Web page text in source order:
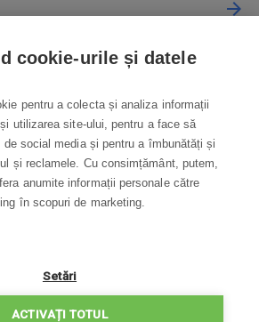
cookie-urile și datele
pentru a colecta și analiza informații
utilizarea site-ului, pentru a face să
social media și pentru a îmbunătăți și
și reclamele. Cu consimțământ, putem,
anumite informații personale către
în scopuri de marketing.
Setări
ACTIVAȚI TOTUL